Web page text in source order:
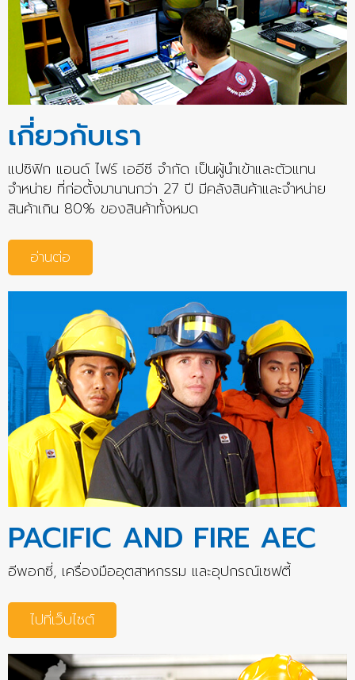
เกี่ยวกับเรา
แปซิฟิก แอนด์ ไฟร์ เออีซี จำกัด เป็นผู้นำเข้าและตัวแทน
จำหน่าย ที่ก่อตั้งมานานกว่า 27 ปี มีคลังสินค้าและจำหน่าย
สินค้าเกิน 80% ของสินค้าทั้งหมด
อ่านต่อ
PACIFIC AND FIRE AEC
อีพอกซี่, เครื่องมืออุตสาหกรรม และอุปกรณ์เซฟตี้
ไปที่เว็บไซต์